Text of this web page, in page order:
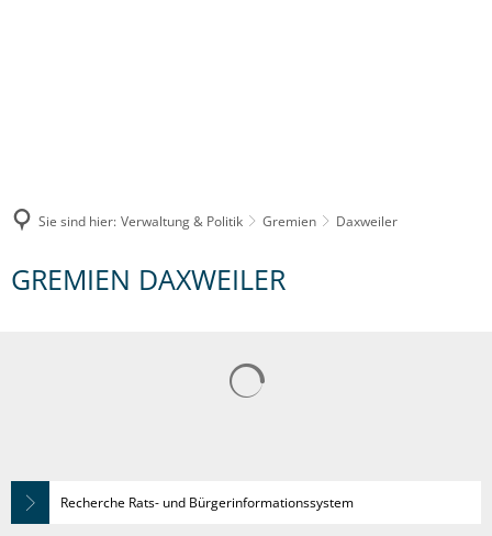
Sie sind hier: Verwaltung & Politik Gremien Daxweiler
Daxweiler
GREMIEN DAXWEILER
Recherche Rats- und Bürgerinformationssystem